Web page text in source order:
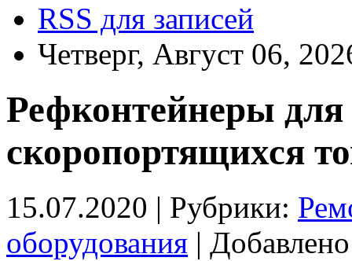
RSS для записей
Четверг, Август 06,
Рефконтейнеры для
скоропортящихся
15.07.2020 | Рубрики:
оборудования |